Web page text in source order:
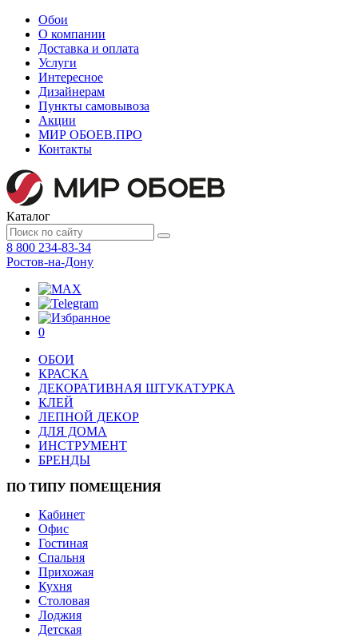
Обои
О компании
Доставка и оплата
Услуги
Интересное
Дизайнерам
Пункты самовывоза
Акции
МИР ОБОЕВ.ПРО
Контакты
Каталог
8 800 234-83-34
Ростов-на-Дону
0
ОБОИ
КРАСКА
ДЕКОРАТИВНАЯ ШТУКАТУРКА
КЛЕЙ
ЛЕПНОЙ ДЕКОР
ДЛЯ ДОМА
ИНСТРУМЕНТ
БРЕНДЫ
ПО ТИПУ ПОМЕЩЕНИЯ
Кабинет
Офис
Гостиная
Спальня
Прихожая
Кухня
Столовая
Лоджия
Детская